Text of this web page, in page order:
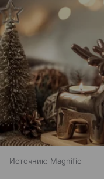
Источник: Magnific